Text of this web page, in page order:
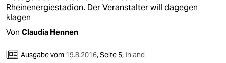
Rheinenergiestadion. Der Veranstalter will dagegen
klagen
Von Claudia Hennen
Ausgabe vom 19.8.2016,Seite 5, Inland